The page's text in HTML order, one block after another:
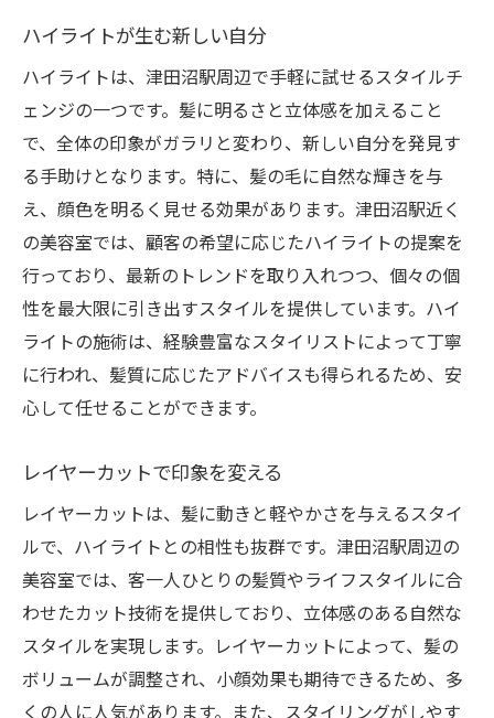
レイヤーカットの持つ可能性
最新トレンドのレイヤースタイル
髪質別レイヤーカットのアプローチ
レイヤーカットで日常を彩る方法
スタイリストおすすめのカット術
津田沼駅周辺で人気のハイライトその秘密に迫
る
ハイライトの魅力を探る
津田沼駅周辺の美容室で試すべきスタイル
自然な輝きを引き出すハイライト技術
ハイライトがもたらす立体感
季節ごとのおすすめハイライトカラー
津田沼駅で完全変身ハイライトとレイヤーカッ
トの実力
ハイライトとレイヤーカットで叶える変身
津田沼駅の美容室で得られる体験
変身に必要なカウンセリングのポイント
ハイライトが生む新しい自分
ハイライトは、津田沼駅周辺で手軽に試せるスタイルチ
ェンジの一つです。髪に明るさと立体感を加えること
で、全体の印象がガラリと変わり、新しい自分を発見す
る手助けとなります。特に、髪の毛に自然な輝きを与
え、顔色を明るく見せる効果があります。津田沼駅近く
の美容室では、顧客の希望に応じたハイライトの提案を
行っており、最新のトレンドを取り入れつつ、個々の個
性を最大限に引き出すスタイルを提供しています。ハイ
ライトの施術は、経験豊富なスタイリストによって丁寧
に行われ、髪質に応じたアドバイスも得られるため、安
心して任せることができます。
レイヤーカットで印象を変える
レイヤーカットは、髪に動きと軽やかさを与えるスタイ
ルで、ハイライトとの相性も抜群です。津田沼駅周辺の
美容室では、客一人ひとりの髪質やライフスタイルに合
わせたカット技術を提供しており、立体感のある自然な
スタイルを実現します。レイヤーカットによって、髪の
ボリュームが調整され、小顔効果も期待できるため、多
くの人に人気があります。また、スタイリングがしやす